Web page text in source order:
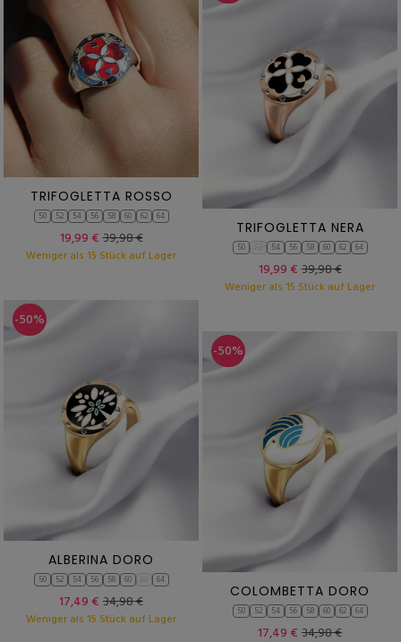
TRIFOGLETTA ROSSO
50 52 54 56 58 60 62 64
19,99 €39,98 €
Weniger als 15 Stück auf Lager
TRIFOGLETTA NERA
50 54 56 58 60 62 64
19,99 €39,98 €
Weniger als 15 Stück auf Lager
-50%
ALBERINA DORO
50 52 54 56 58 60 64
17,49 € 34,98 €
Weniger als 15 Stück auf Lager
-50%
COLOMBETTA DORO
50 52 54 56 58 60 62 64
17,49 € 34,98 €